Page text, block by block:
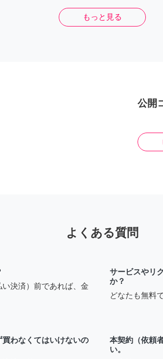
もっと見る
公開
よくある質問
決済）前であれば、金
サービスやリ
か？
どなたも無料
わなくてはいけないの
本契約（依頼
い。